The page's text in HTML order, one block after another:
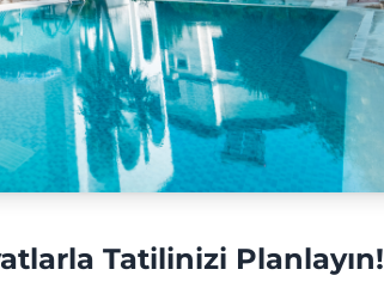
Tatilinizi Planlayın!